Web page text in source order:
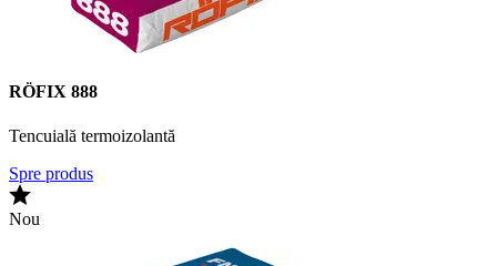
RÖFIX 888
Tencuială termoizolantă
Spre produs
Nou